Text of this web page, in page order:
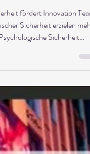
fördert Innovation
Sicherheit
zu sein. Oder ist es mehr als
das für
Stelle dir ein Team vor,
werden darf – selbst
Blick absurd wirkt. Ein
"Nein, aber..." eher heißt:
kurzer Gedankenimpuls a